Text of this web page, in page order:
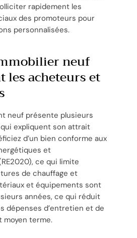
rapidement les
des promoteurs pour
personnalisées.
neuf
les acheteurs et
neuf présente plusieurs
expliquent son attrait
d’un bien conforme aux
et
ce qui limite
de chauffage et
et équipements sont
années, ce qui réduit
dépenses d’entretien et de
moyen terme.